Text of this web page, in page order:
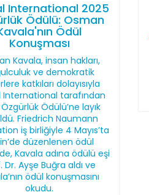
International 2025
Ödülü: Osman
Ödül
Konuşması
Kavala, insan hakları,
ve demokratik
katkıları dolayısıyla
International tarafından
Ödülü’ne layık
Friedrich Naumann
iş birliğiyle 4 Mayıs’ta
düzenlenen ödül
Kavala adına ödülü eşi
Dr. Ayşe Buğra aldı ve
ödül konuşmasını
okudu.